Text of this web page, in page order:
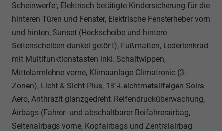
Scheinwerfer, Elektrisch betätigte Kindersicherung für die
hinteren Türen und Fenster, Elektrische Fensterheber vorn
und hinten, Sunset (Heckscheibe und hintere
Seitenscheiben dunkel getönt), Fußmatten, Lederlenkrad
mit Multifunktionstasten inkl. Schaltwippen,
Mittelarmlehne vorne, Klimaanlage Climatronic (3-
Zonen), Licht & Sicht Plus, 18''-Leichtmetallfelgen Soira
Aero, Anthrazit glanzgedreht, Reifendrucküberwachung,
Airbags (Fahrer- und abschaltbarer Beifahrerairbag,
Seitenairbags vorne, Kopfairbags und Zentralairbag